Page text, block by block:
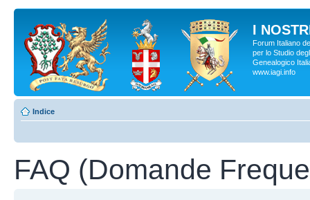
I
Forum Italiano
per lo Studio
Genealogico
www.iagi.info
Indice
FAQ (Domande